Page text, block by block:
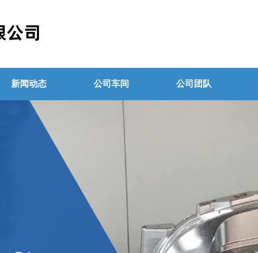
新闻动态 公司车间 公司团队